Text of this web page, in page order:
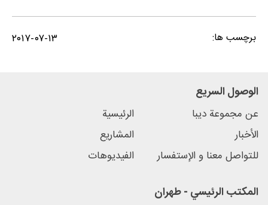
برچسب ها: ۲۰۱۷-۰۷-۱۳
الوصول السریع
الرئیسیة
عن مجموعة دیبا
المشاریع
الأخبار
الفیدیوهات
للتواصل معنا و الإستفسار
المكتب الرئيسي - طهران